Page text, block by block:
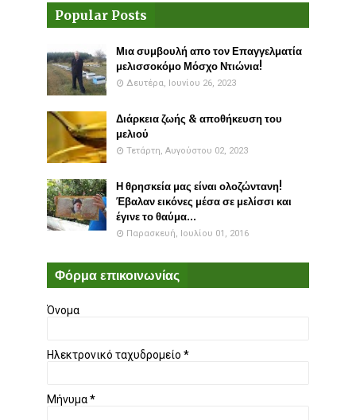
Popular Posts
Μια συμβουλή απο τον Επαγγελματία
μελισσοκόμο Μόσχο Ντιώνια!
Δευτέρα, Ιουνίου 26, 2023
Διάρκεια ζωής & αποθήκευση του
μελιού
Τετάρτη, Αυγούστου 02, 2023
Η θρησκεία μας είναι ολοζώντανη!
Έβαλαν εικόνες μέσα σε μελίσσι και
έγινε το θαύμα...
Παρασκευή, Ιουλίου 01, 2016
Φόρμα επικοινωνίας
Όνομα
Ηλεκτρονικό ταχυδρομείο *
Μήνυμα*